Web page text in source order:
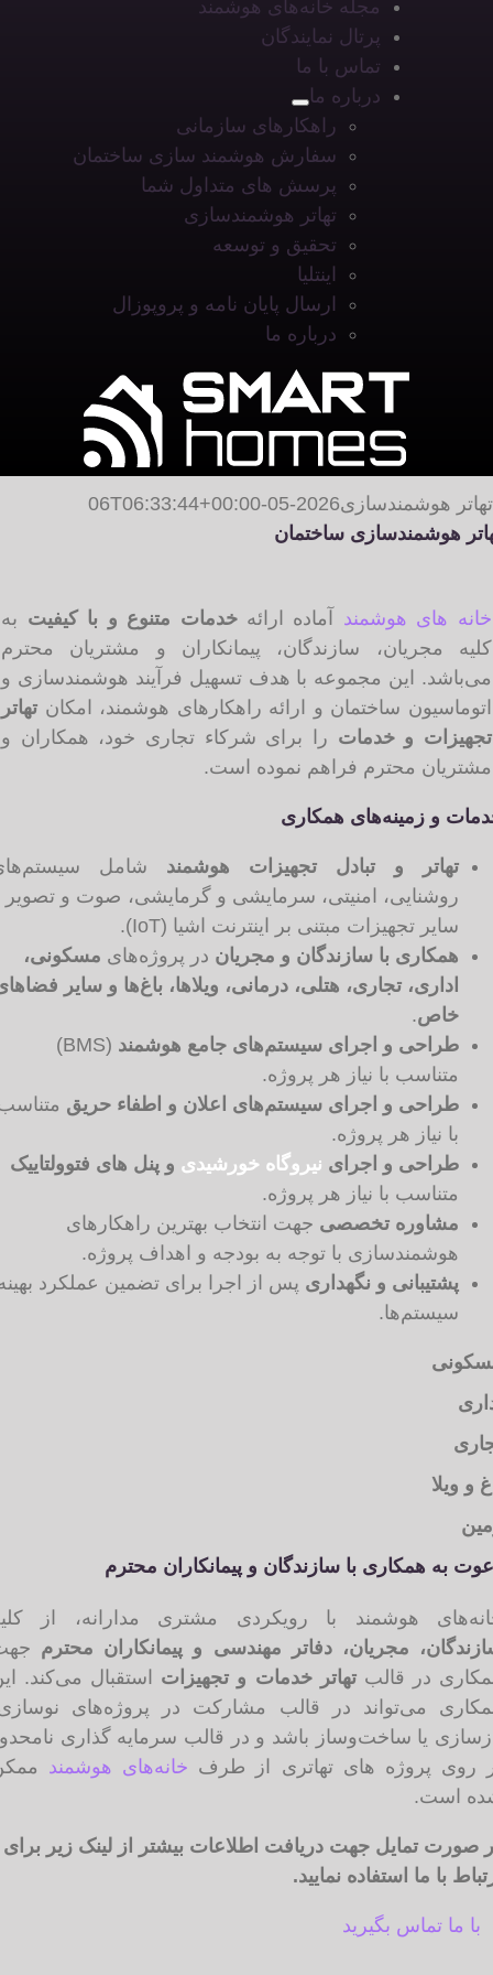
مجله خانه‌های هوشمند
پرتال نمایندگان
تماس با ما
درباره ما
راهکارهای سازمانی
سفارش هوشمند سازی ساختمان
پرسش های متداول شما
تهاتر هوشمندسازی
تحقیق و توسعه
اینتلیا
ارسال پایان نامه و پروپوزال
درباره ما
هوشمندسازی2026-05-06T06:33:44+00:00
هوشمندسازی ساختمان
های هوشمندآماده ارائه خدمات متنوع و با کیفیتبه
مجریان، سازندگان، پیمانکاران و مشتریان محترم
این مجموعه با هدف تسهیل فرآیند هوشمندسازی و
ساختمان و ارائه راهکارهای هوشمند، امکانتهاتر
و خدماترا برای شرکاء تجاری خود، همکاران و
محترم فراهم نموده است.
و زمینه‌های همکاری
تهاتر و تبادل تجهیزات هوشمندشامل سیستم‌های
روشنایی، امنیتی، سرمایشی و گرمایشی، صوت و تصویر و
سایر تجهیزات مبتنی بر اینترنت اشیا (IoT).
همکاری با سازندگان و مجریاندر پروژه‌هایمسکونی،
اداری، تجاری، هتلی، درمانی، ویلاها، باغ‌ها و سایر فضاهای
خاص .
طراحی و اجرای سیستم‌های جامع هوشمند
(BMS)
متناسب با نیاز هر پروژه.
طراحی و اجرای سیستم‌های اعلان و اطفاء حریقمتناسب
با نیاز هر پروژه.
طراحی و اجراینیروگاه خورشیدی و پنل های فتوولتاییک
متناسب با نیاز هر پروژه.
مشاوره تخصصی جهت انتخاب بهترین راهکارهای
هوشمندسازی با توجه به بودجه و اهداف پروژه.
پشتیبانی و نگهداریپس از اجرا برای تضمین عملکرد بهینه
سیستم‌ها.
و ویلا
به همکاری با سازندگان و پیمانکاران محترم
هوشمند با رویکردی مشتری مدارانه، از کلیه
مجریان، دفاتر مهندسی و پیمانکاران محترمجهت
در قالب تهاتر خدمات و تجهیزاتاستقبال می‌کند. این
می‌تواند در قالب مشارکت در پروژه‌های نوسازی،
یا ساخت‌وساز باشد و در قالب سرمایه گذاری نامحدود
روی پروژه های تهاتری از طرف خانه‌های هوشمندممکن
است.
صورت تمایل جهت دریافت اطلاعات بیشتر از لینک زیر برای
با ما استفاده نمایید.
با ما تماس بگیرید